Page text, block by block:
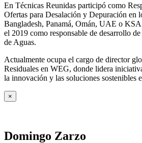
En Técnicas Reunidas participó como
Ofertas para Desalación y Depuración en
Bangladesh, Panamá, Omán, UAE o
el 2019 como responsable de desarrollo
de Aguas.
Actualmente ocupa el cargo de director
Residuales en WEG, donde lidera
la innovación y las soluciones sostenibles
×
Domingo Zarzo